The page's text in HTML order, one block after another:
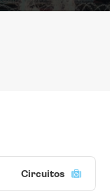
Circuitos